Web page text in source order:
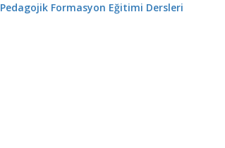
Pedagojik Formasyon Eğitimi Dersleri